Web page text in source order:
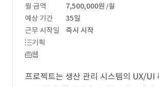
월 금액 7,500,000원 /월
예상 기간
35일
근무 시작일
즉시 시작
기획
웹
프로젝트는 생산 관리 시스템의 UX/UI